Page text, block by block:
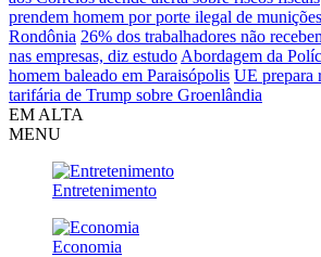
prendem homem por porte ilegal de
Rondônia 26% dos trabalhadores não
nas empresas, diz estudo Abordagem da
homem baleado em Paraisópolis UE prepara
tarifária de Trump sobre Groenlândia
EM ALTA
MENU
Entretenimento
Economia